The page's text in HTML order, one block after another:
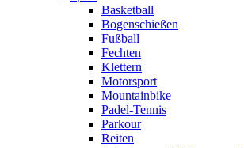
Basketball
Bogenschießen
Fußball
Fechten
Klettern
Motorsport
Mountainbike
Padel-Tennis
Parkour
Reiten